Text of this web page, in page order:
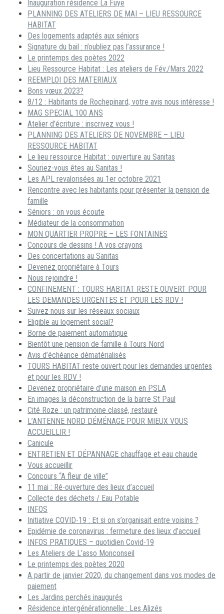
Inauguration résidence La Fuye
PLANNING DES ATELIERS DE MAI – LIEU RESSOURCE
HABITAT
Des logements adaptés aux séniors
Signature du bail : n’oubliez pas l’assurance !
Le printemps des poètes 2022
Lieu Ressource Habitat : Les ateliers de Fév./Mars 2022
REEMPLOI DES MATERIAUX
Bons vœux 2023?
8/12 : Habitants de Rochepinard, votre avis nous intéresse !
MAG SPECIAL 100 ANS
Atelier d’écriture : inscrivez vous !
PLANNING DES ATELIERS DE NOVEMBRE – LIEU
RESSOURCE HABITAT
Le lieu ressource Habitat : ouverture au Sanitas
Souriez-vous êtes au Sanitas !
Les APL revalorisées au 1er octobre 2021
Rencontre avec les habitants pour présenter la pension de
famille
Séniors : on vous écoute
Médiateur de la consommation
MON QUARTIER PROPRE – LES FONTAINES
Concours de dessins ! A vos crayons
Des concertations au Sanitas
Devenez propriétaire à Tours
Nous rejoindre !
CONFINEMENT : TOURS HABITAT RESTE OUVERT POUR
LES DEMANDES URGENTES ET POUR LES RDV !
Suivez nous sur les réseaux sociaux
Eligible au logement social?
Borne de paiement automatique
Bientôt une pension de famille à Tours Nord
Avis d’échéance dématérialisés
TOURS HABITAT reste ouvert pour les demandes urgentes
et pour les RDV !
Devenez propriétaire d’une maison en PSLA
En images la déconstruction de la barre St Paul
Cité Roze : un patrimoine classé, restauré
L’ANTENNE NORD DÉMÉNAGE POUR MIEUX VOUS
ACCUEILLIR !
Canicule
ENTRETIEN ET DÉPANNAGE chauffage et eau chaude
Vous accueillir
Concours “A fleur de ville”
11 mai : Ré-ouverture des lieux d’accueil
Collecte des déchets / Eau Potable
INFOS
Initiative COVID-19 : Et si on s’organisait entre voisins ?
Epidémie de coronavirus : fermeture des lieux d’accueil
INFOS PRATIQUES – quotidien Covid-19
Les Ateliers de L’asso Monconseil
Le printemps des poètes 2020
A partir de janvier 2020, du changement dans vos modes de
paiement
Les Jardins perchés inaugurés
Résidence intergénérationnelle : Les Alizés